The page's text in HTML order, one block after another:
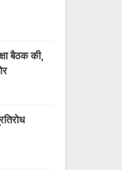
बैठक की,